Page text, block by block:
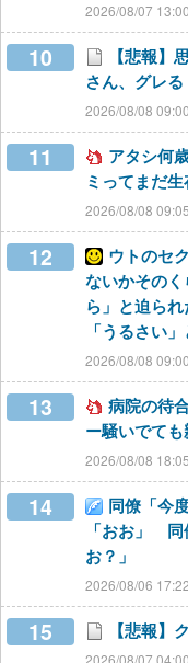
2026/08/07 13:00
10
【悲報】
さん、グレる
2026/08/08 09:00
11
アタシ何
ミってまだ
2026/08/08 09:05
12
ウトのセ
ないかその
ら」と迫ら
「うるさい
2026/08/08 09:00
13
病院の待
ー騒いでて
2026/08/08 18:05
14
同僚「今
「おお」
お？」
2026/08/06 17:22
15 【悲報】
2026/08/07 04:00